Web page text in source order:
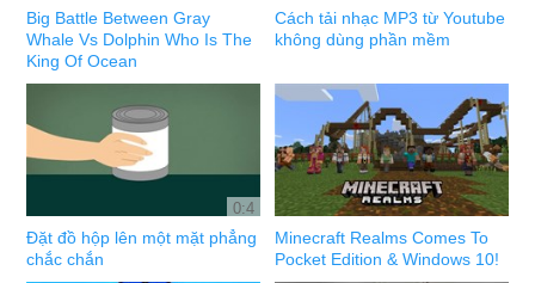
Big Battle Between Gray
Whale Vs Dolphin Who Is The
King Of Ocean
Cách tải nhạc MP3 từ Youtube
không dùng phần mềm
0:4
Đặt đồ hộp lên một mặt phẳng
chắc chắn
Minecraft Realms Comes To
Pocket Edition & Windows 10!